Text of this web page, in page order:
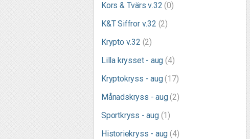
Kors & Tvärs v.32(0)
K&T Siffror v.32 (2)
Krypto v.32 (2)
Lilla krysset - aug(4)
Kryptokryss - aug(17)
Månadskryss - aug(2)
Sportkryss - aug (1)
Historiekryss - aug(4)